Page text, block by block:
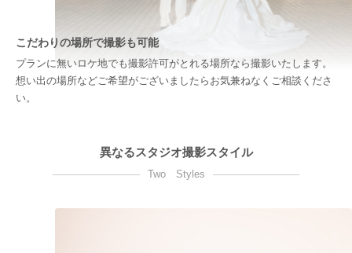
こだわりの場所で撮影も可能
プランに無いロケ地でも撮影許可がとれる場所なら撮影いたします。
想い出の場所などご希望がございましたらお気兼ねなくご相談くださ
い。
異なるスタジオ撮影スタイル
Two Styles